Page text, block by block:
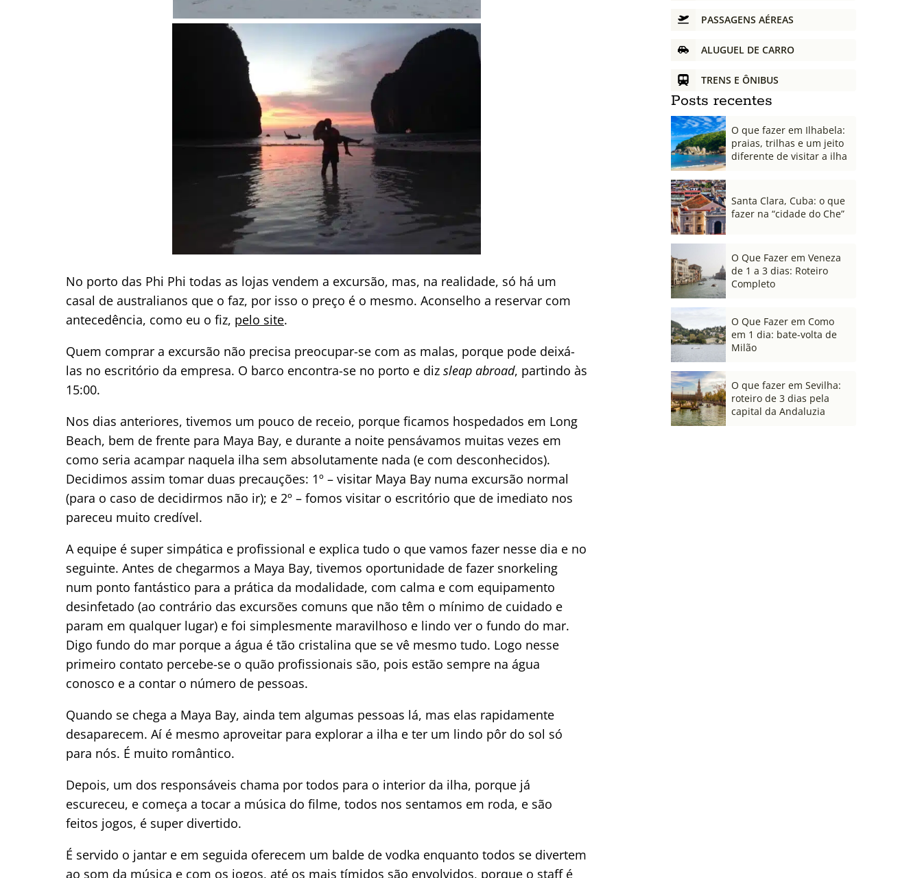
No porto das Phi Phi todas as lojas vendem a excursão, mas, na realidade, só há um
casal de australianos que o faz, por isso o preço é o mesmo. Aconselho a reservar com
antecedência, como eu o fiz, pelo site.
Quem comprar a excursão não precisa preocupar-se com as malas, porque pode deixá-
las no escritório da empresa. O barco encontra-se no porto e diz sleap abroad, partindo às
15:00.
Nos dias anteriores, tivemos um pouco de receio, porque ficamos hospedados em Long
Beach, bem de frente para Maya Bay, e durante a noite pensávamos muitas vezes em
como seria acampar naquela ilha sem absolutamente nada (e com desconhecidos).
Decidimos assim tomar duas precauções: 1º – visitar Maya Bay numa excursão normal
(para o caso de decidirmos não ir); e 2º – fomos visitar o escritório que de imediato nos
pareceu muito credível.
A equipe é super simpática e profissional e explica tudo o que vamos fazer nesse dia e no
seguinte. Antes de chegarmos a Maya Bay, tivemos oportunidade de fazer snorkeling
num ponto fantástico para a prática da modalidade, com calma e com equipamento
desinfetado (ao contrário das excursões comuns que não têm o mínimo de cuidado e
param em qualquer lugar) e foi simplesmente maravilhoso e lindo ver o fundo do mar.
Digo fundo do mar porque a água é tão cristalina que se vê mesmo tudo. Logo nesse
primeiro contato percebe-se o quão profissionais são, pois estão sempre na água
conosco e a contar o número de pessoas.
Quando se chega a Maya Bay, ainda tem algumas pessoas lá, mas elas rapidamente
desaparecem. Aí é mesmo aproveitar para explorar a ilha e ter um lindo pôr do sol só
para nós. É muito romântico.
Depois, um dos responsáveis chama por todos para o interior da ilha, porque já
escureceu, e começa a tocar a música do filme, todos nos sentamos em roda, e são
feitos jogos, é super divertido.
É servido o jantar e em seguida oferecem um balde de vodka enquanto todos se divertem
ao som da música e com os jogos, até os mais tímidos são envolvidos, porque o staff é
PASSAGENS AÉREAS
ALUGUEL DE CARRO
TRENS E ÔNIBUS
Posts recentes
O que fazer em Ilhabela:
praias, trilhas e um jeito
diferente de visitar a ilha
Santa Clara, Cuba: o que
fazer na “cidade do Che”
O Que Fazer em Veneza
de 1 a 3 dias: Roteiro
Completo
O Que Fazer em Como
em 1 dia: bate-volta de
Milão
O que fazer em Sevilha:
roteiro de 3 dias pela
capital da Andaluzia